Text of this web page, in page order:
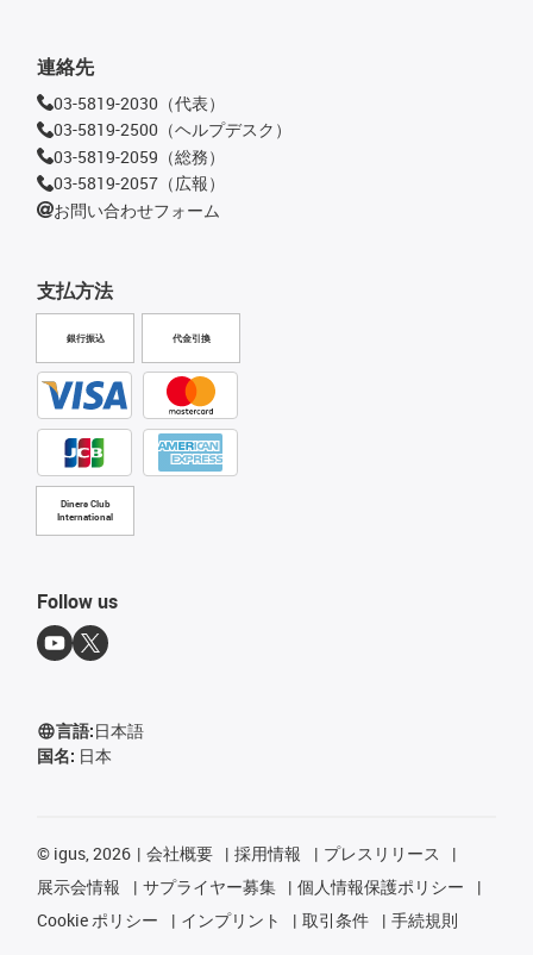
支払方法
銀行振込 代金引換
Diners Club
International
連絡先
03-5819-2030（代表）
03-5819-2500（ヘルプデスク）
03-5819-2059（総務）
03-5819-2057（広報）
お問い合わせフォーム
Follow us
言語:日本語
国名: 日本
© igus, 2026 会社概要 採用情報
プレスリリース
展示会情報
サプライヤー募集
個人情報保護ポリシー
Cookie ポリシー
インプリント 取引条件 手続規則